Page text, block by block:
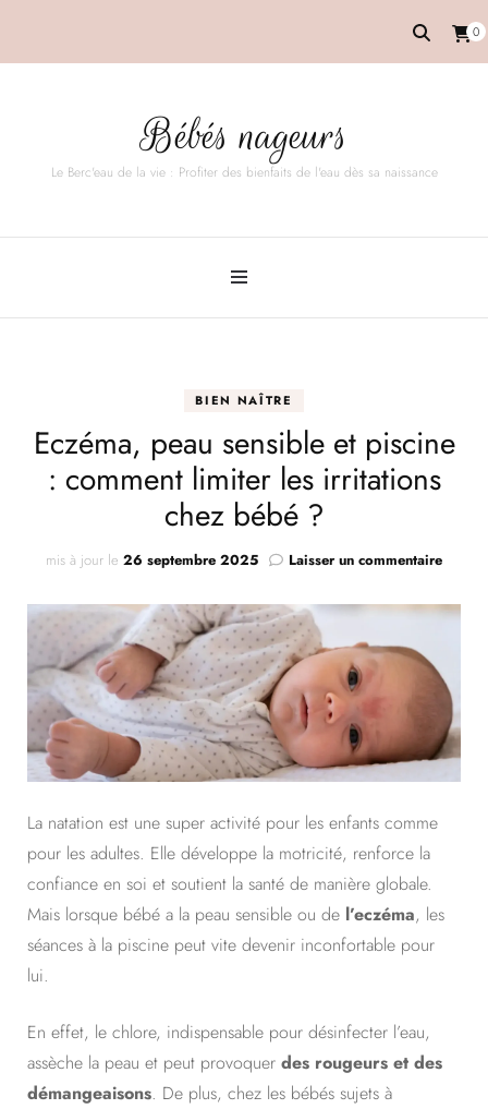
0
Bébés nageurs
Le Berc'eau de la vie : Profiter des bienfaits de l'eau dès sa naissance
BIEN NAÎTRE
Eczéma, peau sensible et piscine
: comment limiter les irritations
chez bébé ?
mis à jour le 26 septembre 2025 Laisser un commentairesur
peau
:
limiter
les
La natation est une super activité pour les enfants comme
pour les adultes. Elle développe la motricité, renforce la
confiance en soi et soutient la santé de manière globale.
Mais lorsque bébé a la peau sensible ou de l’eczéma, les
séances à la piscine peut vite devenir inconfortable pour
lui.
En effet, le chlore, indispensable pour désinfecter l’eau,
assèche la peau et peut provoquer des rougeurs et des
démangeaisons. De plus, chez les bébés sujets à